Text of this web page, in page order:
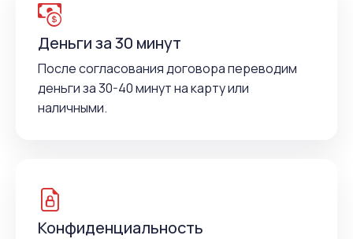
Деньги за 30 минут
После согласования договора переводим
деньги за 30-40 минут на карту или
наличными.
Конфиденциальность